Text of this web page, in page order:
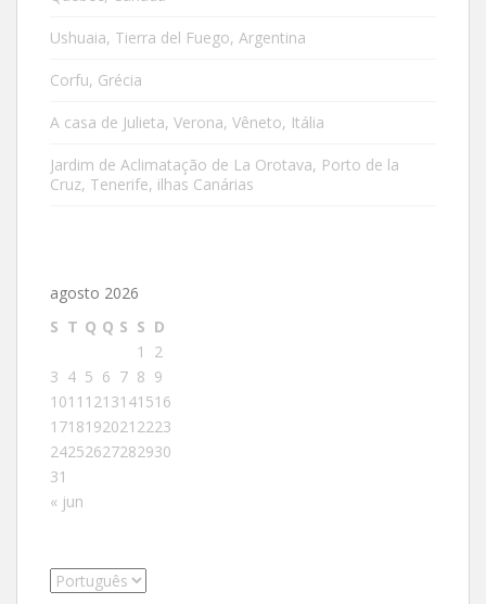
Ushuaia, Tierra del Fuego, Argentina
Corfu, Grécia
A casa de Julieta, Verona, Vêneto, Itália
Jardim de Aclimatação de La Orotava, Porto de la
Cruz, Tenerife, ilhas Canárias
agosto 2026
S T Q Q S S D
1
2
3 4 5 6 7 8 9
1011 1213141516
1718192021 2223
24252627282930
31
« jun
Escolha